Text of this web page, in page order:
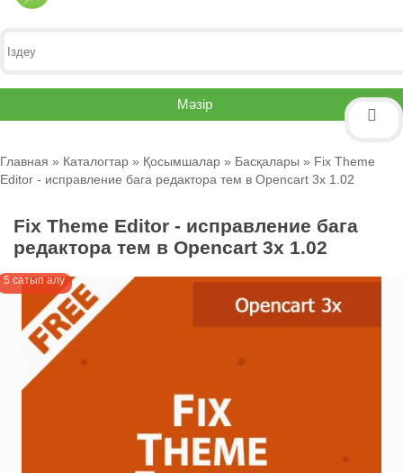
Мәзір
Главная » Каталогтар » Қосымшалар » Басқалары » Fix Theme
Editor - исправление бага редактора тем в Opencart 3x 1.02
Fix Theme Editor - исправление бага
редактора тем в Opencart 3x 1.02
5 сатып алу